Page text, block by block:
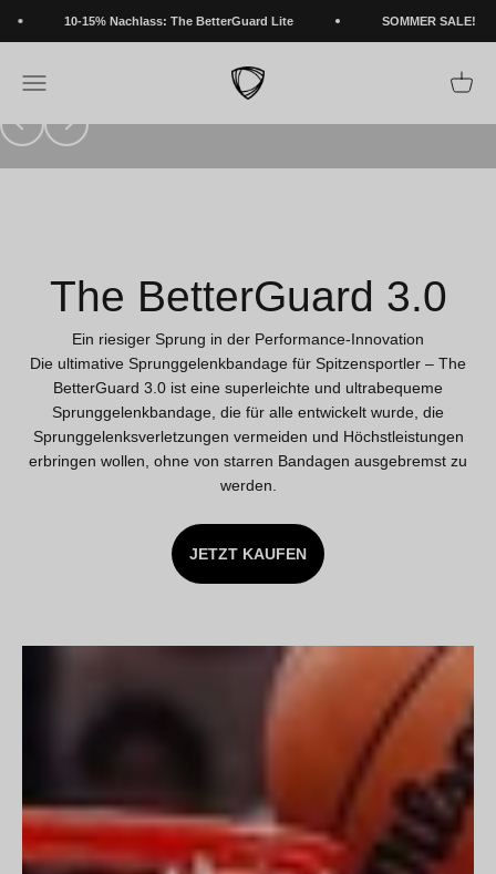
10-15% Nachlass: The BetterGuard Lite SOMMER SALE!
Navigationsmenü öffnen
BETTERGUARDS
NEU: The BetterGuard Max
JETZT KAUFEN
The Better­Guard 3.0
Ein riesiger Sprung in der Performance-Innovation
Die ultimative Sprunggelenkbandage für Spitzensportler – The
BetterGuard 3.0 ist eine superleichte und ultrabequeme
Sprunggelenkbandage, die für alle entwickelt wurde, die
Sprunggelenksverletzungen vermeiden und Höchstleistungen
erbringen wollen, ohne von starren Bandagen ausgebremst zu
werden.
JETZT KAUFEN